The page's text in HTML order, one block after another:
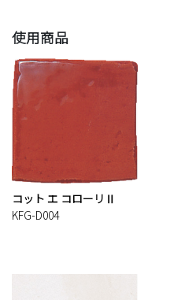
使用商品
コット エ コローリⅡ
KFG-D004